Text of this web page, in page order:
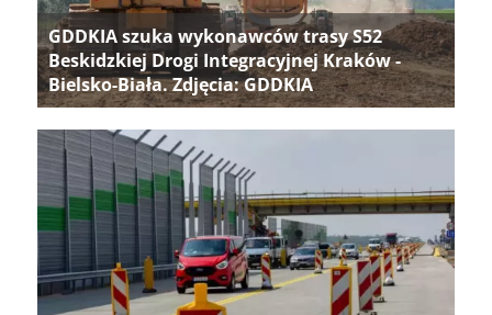
GDDKIA szuka wykonawców trasy S52
Beskidzkiej Drogi Integracyjnej Kraków -
Bielsko-Biała. Zdjęcia: GDDKIA